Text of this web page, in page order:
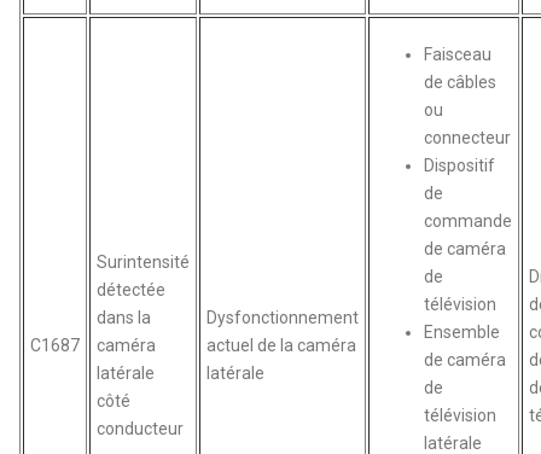
C1687
Surintensité
détectée
dans la
caméra
latérale
côté
conducteur
Dysfonctionnement
actuel de la caméra
latérale
Faisceau
de câbles
ou
connecteur
Dispositif
de
commande
de caméra
de
télévision
Ensemble
de caméra
de
télévision
latérale